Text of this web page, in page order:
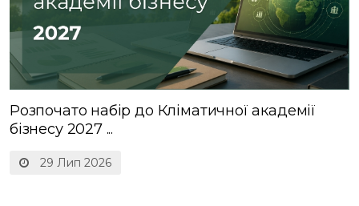
29 Лип 2026
Розпочато набір до Кліматичної академії
бізнесу 2027 ...